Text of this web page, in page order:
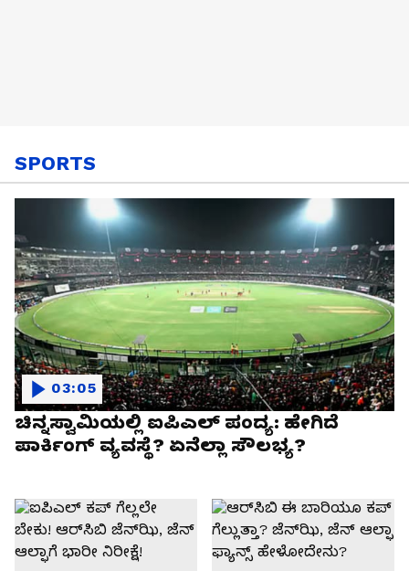
SPORTS
ಚಿನ್ನಸ್ವಾಮಿಯಲ್ಲಿ ಐಪಿಎಲ್‌ ಪಂದ್ಯ: ಹೇಗಿದೆ
ಪಾರ್ಕಿಂಗ್ ವ್ಯವಸ್ಥೆ? ಏನೆಲ್ಲಾ ಸೌಲಭ್ಯ?
03:05